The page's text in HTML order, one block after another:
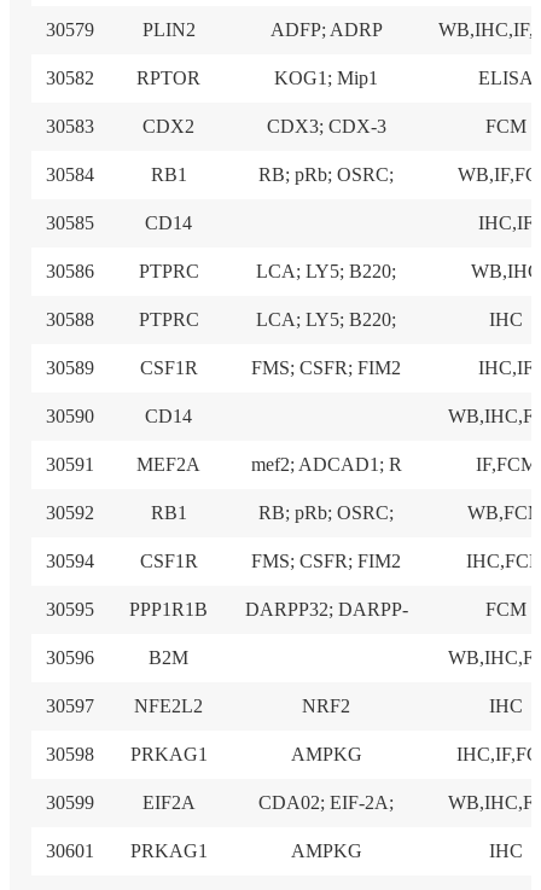
30579 PLIN2 ADFP; ADRP
30582 RPTOR KOG1; Mip1 ELISA
30583 CDX2 CDX3; CDX-3 FCM
30584 RB1 RB; pRb; OSRC;
30585 CD14 IHC,IF
30586 PTPRC LCA; LY5; B220; WB,IHC
30588 PTPRC LCA; LY5; B220; IHC
30589 CSF1R FMS; CSFR; FIM2 IHC,IF
30590 CD14
30591 MEF2A mef2; ADCAD1; R IF,FCM
30592 RB1 RB; pRb; OSRC;
30594 CSF1R FMS; CSFR; FIM2
30595 PPP1R1B DARPP32; DARPP- FCM
30596 B2M
30597 NFE2L2 NRF2 IHC
30598 PRKAG1 AMPKG
30599 EIF2A CDA02; EIF-2A;
30601 PRKAG1 AMPKG IHC